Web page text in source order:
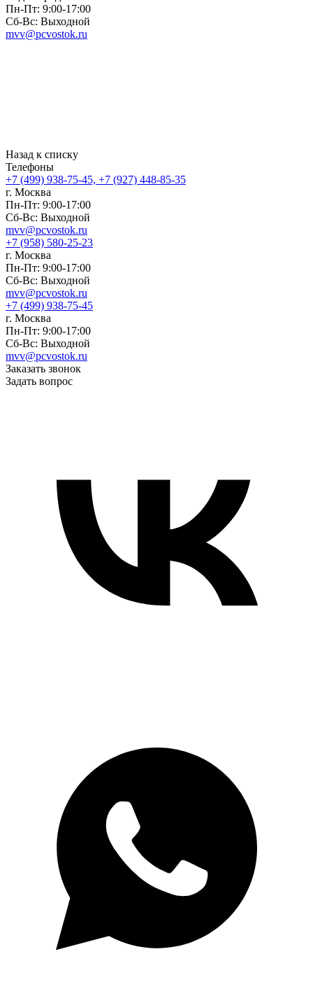
Пн-Пт: 9:00-17:00
Сб-Вс: Выходной
mvv@pcvostok.ru
Назад к списку
Телефоны
+7 (499) 938-75-45, +7 (927) 448-85-35
г. Москва
Пн-Пт: 9:00-17:00
Сб-Вс: Выходной
mvv@pcvostok.ru
+7 (958) 580-25-23
г. Москва
Пн-Пт: 9:00-17:00
Сб-Вс: Выходной
mvv@pcvostok.ru
+7 (499) 938-75-45
г. Москва
Пн-Пт: 9:00-17:00
Сб-Вс: Выходной
mvv@pcvostok.ru
Заказать звонок
Задать вопрос